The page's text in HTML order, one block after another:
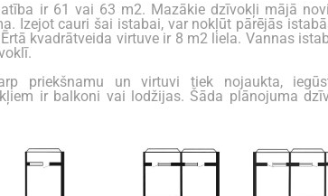
ir 61 vai 63 m2. Mazākie dzīvokļi mājā
Izejot cauri šai istabai, var nokļūt pārējās
kvadrātveida virtuve ir 8 m2 liela. Vannas
priekšnamu un virtuvi tiek nojaukta,
ir balkoni vai lodžijas. Šāda plānojuma